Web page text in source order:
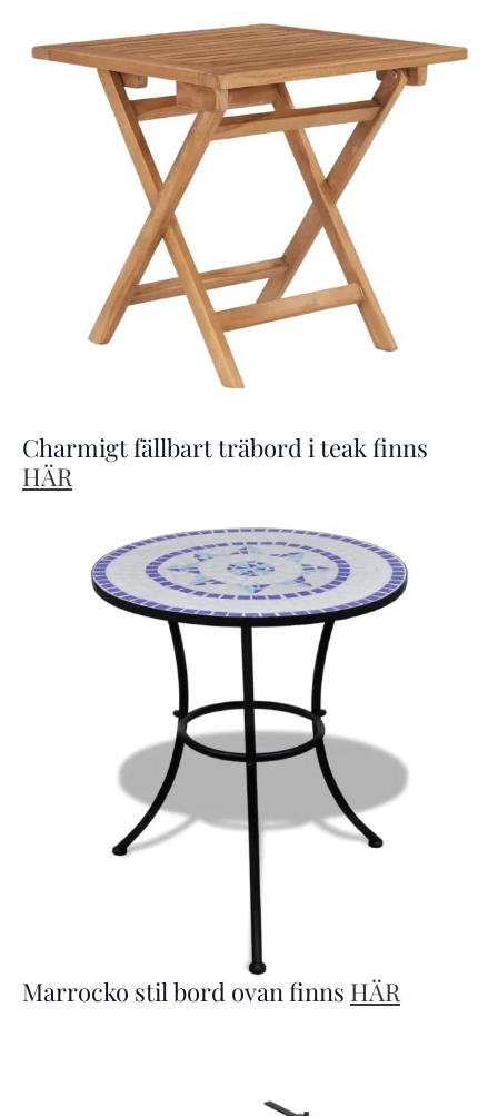
Charmigt fällbart träbord i teak finns
HÄR
Marrocko stil bord ovan finns HÄR